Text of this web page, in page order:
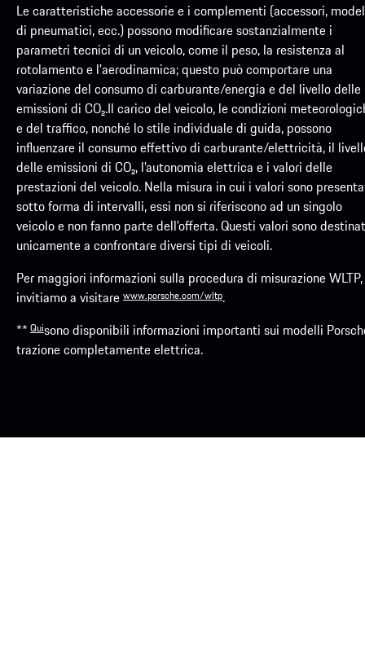
Le caratteristiche accessorie e i complementi (accessori,
di pneumatici, ecc.) possono modificare sostanzialmente i
parametri tecnici di un veicolo, come il peso, la resistenza al
rotolamento e l'aerodinamica; questo può comportare una
variazione del consumo di carburante/energia e del livello delle
emissioni di CO₂.Il carico del veicolo, le condizioni
e del traffico, nonché lo stile individuale di guida, possono
influenzare il consumo effettivo di carburante/elettricità, il
delle emissioni di CO₂, l’autonomia elettrica e i valori delle
prestazioni del veicolo. Nella misura in cui i valori sono
sotto forma di intervalli, essi non si riferiscono ad un singolo
veicolo e non fanno parte dell'offerta. Questi valori sono
unicamente a confrontare diversi tipi di veicoli.
Per maggiori informazioni sulla procedura di misurazione
invitiamo a visitare www.porsche.com/wltp.
**​ Quisono disponibili informazioni importanti sui modelli
trazione completamente elettrica.